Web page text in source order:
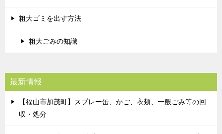
粗大ゴミを出す方法
粗大ごみの知識
最新情報
【福山市加茂町】スプレー缶、かご、衣類、一般ごみ等の回
収・処分